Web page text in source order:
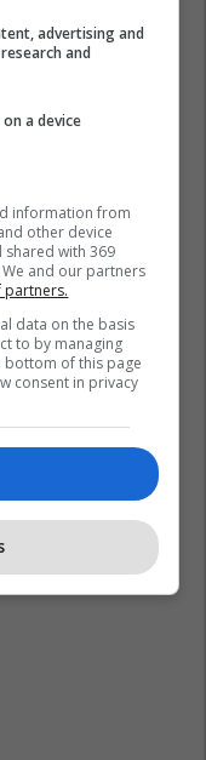
advertising and
and
a device
information from
other device
shared with 369
and our partners
partners.
data on the basis
to by managing
bottom of this page
consent in privacy